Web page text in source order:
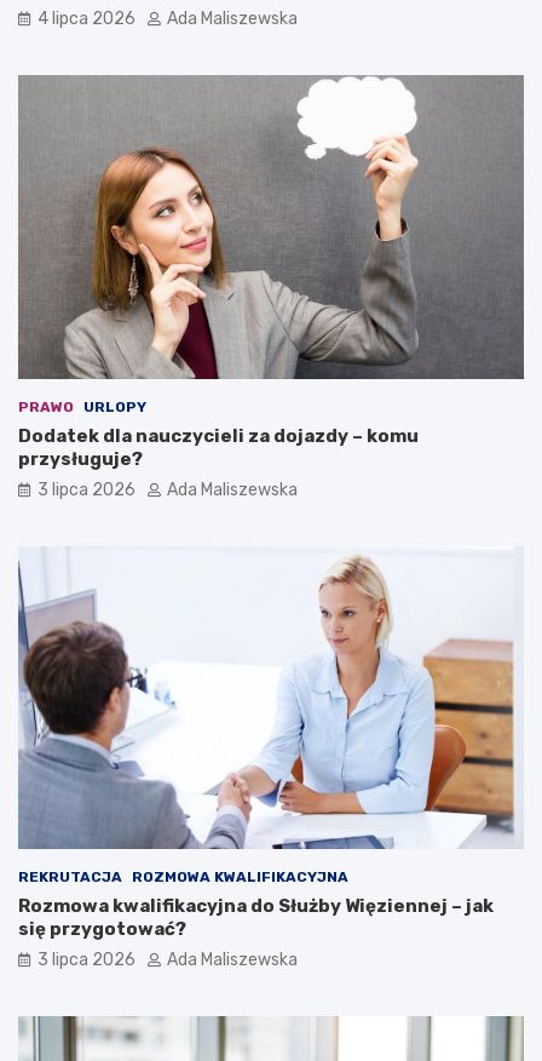
4 lipca 2026 Ada Maliszewska
PRAWO URLOPY
Dodatek dla nauczycieli za dojazdy – komu
przysługuje?
3 lipca 2026 Ada Maliszewska
REKRUTACJA ROZMOWA KWALIFIKACYJNA
Rozmowa kwalifikacyjna do Służby Więziennej – jak
się przygotować?
3 lipca 2026 Ada Maliszewska